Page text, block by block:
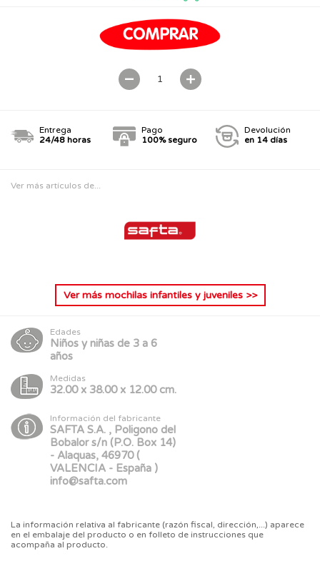
Entrega
24/48 horas
Pago
100% seguro
Devolución
en 14 días
Ver más artículos de...
Ver más mochilas infantiles y juveniles>>
Edades
Niños y niñas de 3 a 6
años
Medidas
32.00 x 38.00 x 12.00 cm.
Información del fabricante
SAFTA S.A. , Poligono del
Bobalor s/n (P.O. Box 14)
- Alaquas, 46970 (
VALENCIA - España )
info@safta.com
La información relativa al fabricante (razón fiscal, dirección,...) aparece
en el embalaje del producto o en folleto de instrucciones que
acompaña al producto.